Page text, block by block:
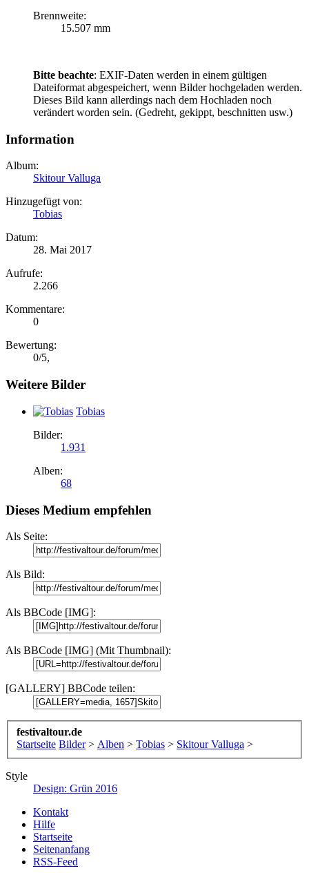
Brennweite:
15.507 mm
Bitte beachte: EXIF-Daten werden in einem gültigen
Dateiformat abgespeichert, wenn Bilder hochgeladen werden.
Dieses Bild kann allerdings nach dem Hochladen noch
verändert worden sein. (Gedreht, gekippt, beschnitten usw.)
Information
Album:
Skitour Valluga
Hinzugefügt von:
Tobias
Datum:
28. Mai 2017
Aufrufe:
2.266
Kommentare:
0
Bewertung:
0/5,
Weitere Bilder
Tobias
Bilder:
1.931
Alben:
68
Dieses Medium empfehlen
Als Seite:
Als Bild:
Als BBCode [IMG]:
Als BBCode [IMG] (Mit Thumbnail):
[GALLERY] BBCode teilen:
festivaltour.de
Startseite Bilder > Alben > Tobias > Skitour Valluga >
Style
Design: Grün 2016
Kontakt
Hilfe
Startseite
Seitenanfang
RSS-Feed